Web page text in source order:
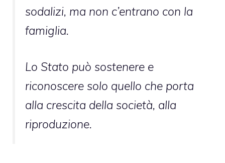
sodalizi, ma non c’entrano con la
famiglia.
Lo Stato può sostenere e
riconoscere solo quello che porta
alla crescita della società, alla
riproduzione.